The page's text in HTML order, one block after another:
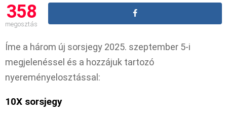
358
megosztás
Íme a három új sorsjegy 2025. szeptember 5-i
megjelenéssel és a hozzájuk tartozó
nyereményelosztással:
10X sorsjegy